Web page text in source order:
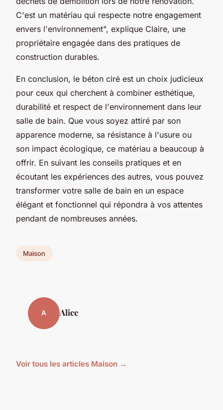
C'est un matériau qui respecte notre engagement
envers l'environnement", explique Claire, une
propriétaire engagée dans des pratiques de
construction durables.
En conclusion, le béton ciré est un choix judicieux
pour ceux qui cherchent à combiner esthétique,
durabilité et respect de l'environnement dans leur
salle de bain. Que vous soyez attiré par son
apparence moderne, sa résistance à l'usure ou
son impact écologique, ce matériau a beaucoup à
offrir. En suivant les conseils pratiques et en
écoutant les expériences des autres, vous pouvez
transformer votre salle de bain en un espace
élégant et fonctionnel qui répondra à vos attentes
pendant de nombreuses années.
Maison
A Alice
Voir tous les articles Maison →